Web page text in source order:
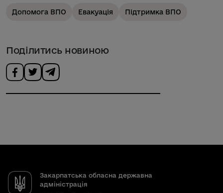
Допомога ВПО Евакуація Підтримка ВПО
Поділитись новиною
Закарпатська обласна державна
адміністрація